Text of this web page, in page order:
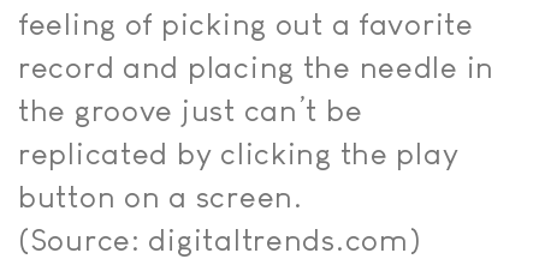
feeling of picking out a favorite
record and placing the needle in
the groove just can’t be
replicated by clicking the play
button on a screen.
(Source: digitaltrends.com)